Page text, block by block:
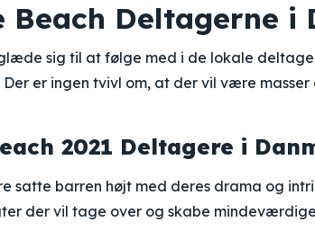
Beach Deltagerne i
sig til at følge med i de lokale
Der er ingen tvivl om, at der vil være
2021 Deltagere i
satte barren højt med deres drama og
der vil tage over og skabe